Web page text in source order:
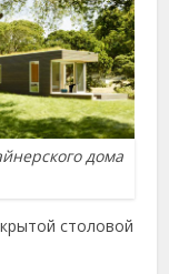
дома
столовой